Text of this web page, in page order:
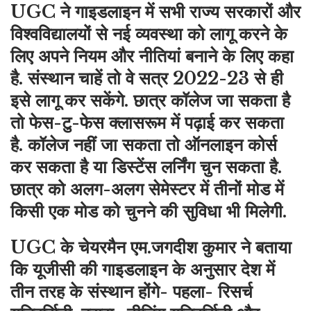
UGC ने गाइडलाइन में सभी राज्य सरकारों और
विश्वविद्यालयों से नई व्यवस्था को लागू करने के
लिए अपने नियम और नीतियां बनाने के लिए कहा
है. संस्थान चाहें तो वे सत्र 2022-23 से ही
इसे लागू कर सकेंगे. छात्र कॉलेज जा सकता है
तो फेस-टु-फेस क्लासरूम में पढ़ाई कर सकता
है. कॉलेज नहीं जा सकता तो ऑनलाइन कोर्स
कर सकता है या डिस्टेंस लर्निंग चुन सकता है.
छात्र को अलग-अलग सेमेस्टर में तीनों मोड में
किसी एक मोड को चुनने की सुविधा भी मिलेगी.
UGC के चेयरमैन एम.जगदीश कुमार ने बताया
कि यूजीसी की गाइडलाइन के अनुसार देश में
तीन तरह के संस्थान होंगे- पहला- रिसर्च